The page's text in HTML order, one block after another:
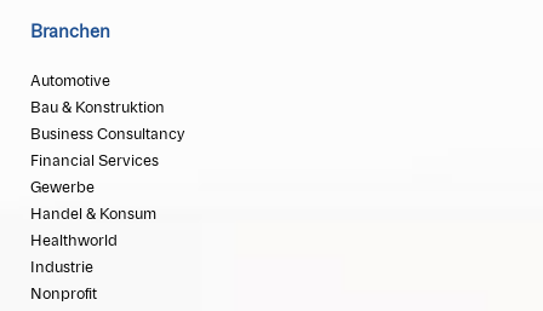
Branchen
Automotive
Bau & Konstruktion
Business Consultancy
Financial Services
Gewerbe
Handel & Konsum
Healthworld
Industrie
Nonprofit